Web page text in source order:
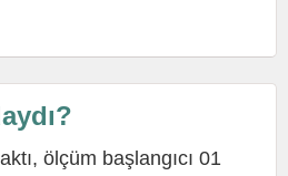
ölçüm başlangıcı 01